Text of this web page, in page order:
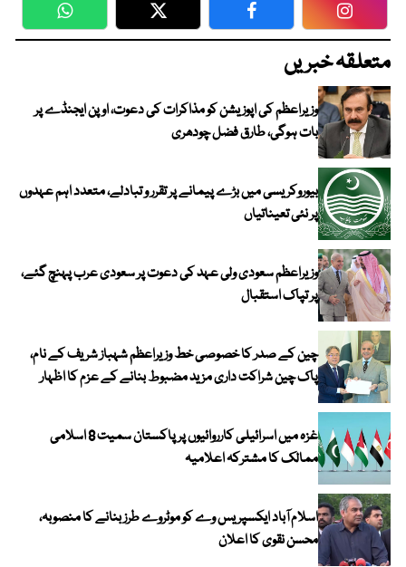
WhatsApp Twitter Facebook
متعلقہ خبریں
وزیراعظم کی اپوزیشن کو مذاکرات کی دعوت، اوپن ایجنڈے پر
بات ہوگی، طارق فضل چودھری
بیوروکریسی میں بڑے پیمانے پر تقرر و تبادلے، متعدد اہم عہدوں
پر نئی تعیناتیاں
وزیراعظم سعودی ولی عہد کی دعوت پر سعودی عرب پہنچ گئے،
پر تپاک استقبال
چین کے صدر کا خصوصی خط وزیراعظم شہباز شریف کے نام،
پاک چین شراکت داری مزید مضبوط بنانے کے عزم کا اظہار
غزہ میں اسرائیلی کارروائیوں پر پاکستان سمیت 8 اسلامی
ممالک کا مشترکہ اعلامیہ
اسلام آباد ایکسپریس وے کو موٹروے طرز بنانے کا منصوبہ،
محسن نقوی کا اعلان